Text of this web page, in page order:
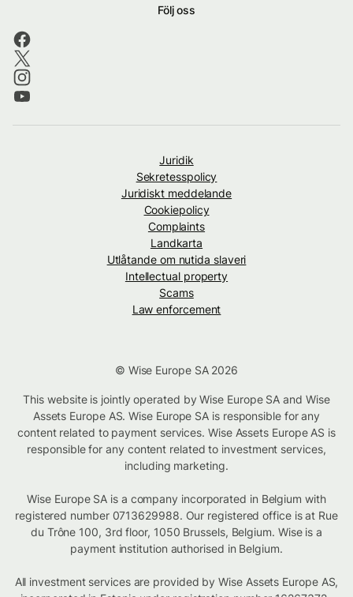
Följ oss
Juridik
Sekretesspolicy
Juridiskt meddelande
Cookiepolicy
Complaints
Landkarta
Utlåtande om nutida slaveri
Intellectual property
Scams
Law enforcement
© Wise Europe SA 2026
This website is jointly operated by Wise Europe SA and Wise
Assets Europe AS. Wise Europe SA is responsible for any
content related to payment services. Wise Assets Europe AS is
responsible for any content related to investment services,
including marketing.
Wise Europe SA is a company incorporated in Belgium with
registered number 0713629988. Our registered office is at Rue
du Trône 100, 3rd floor, 1050 Brussels, Belgium. Wise is a
payment institution authorised in Belgium.
All investment services are provided by Wise Assets Europe AS,